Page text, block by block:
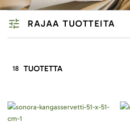
18 TUOTETTA
RAJAA TUOTTEITA